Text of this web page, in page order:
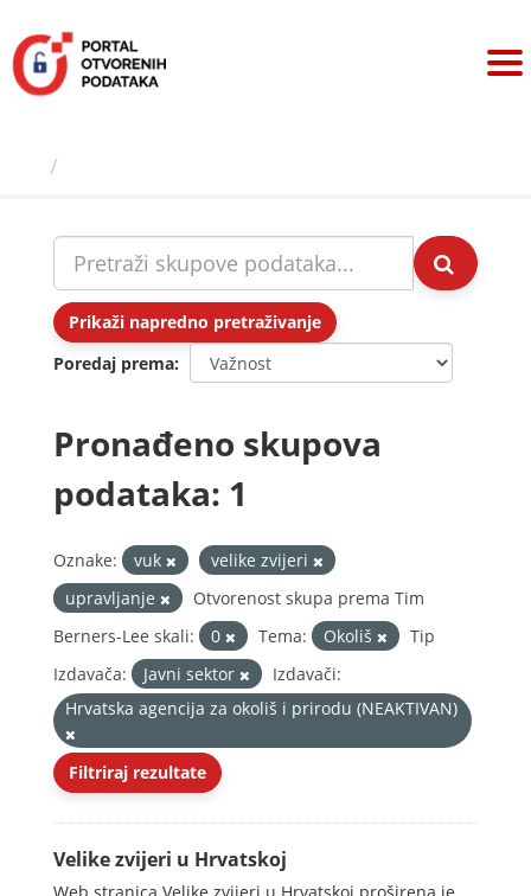
sadržaj
Prikaži napredno pretraživanje
Poredaj prema
Pronađeno skupova
podataka: 1
Oznake: vuk
velike zvijeri
upravljanje
Otvorenost skupa prema Tim
Berners-Lee skali:
0 Tema: Okoliš
Tip
Izdavača:
Javni sektor
Izdavači:
Hrvatska agencija za okoliš i prirodu (NEAKTIVAN)
Filtriraj rezultate
Velike zvijeri u Hrvatskoj